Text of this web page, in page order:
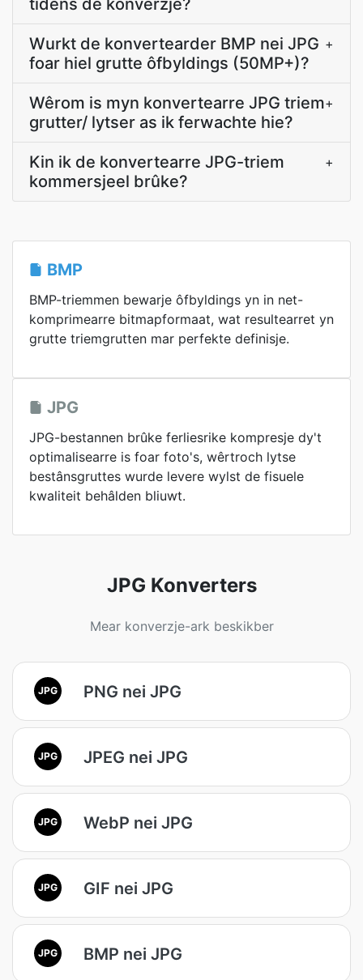
tidens de konverzje?
Wurkt de konvertearder BMP nei JPG
foar hiel grutte ôfbyldings (50MP+)?
+
Wêrom is myn konvertearre JPG triem
grutter/ lytser as ik ferwachte hie?
+
Kin ik de konvertearre JPG-triem
kommersjeel brûke?
+
BMP
BMP-triemmen bewarje ôfbyldings yn in net-
komprimearre bitmapformaat, wat resultearret yn
grutte triemgrutten mar perfekte definisje.
JPG
JPG-bestannen brûke ferliesrike kompresje dy't
optimalisearre is foar foto's, wêrtroch lytse
bestânsgruttes wurde levere wylst de fisuele
kwaliteit behâlden bliuwt.
JPG Konverters
Mear konverzje-ark beskikber
JPG PNG nei JPG
JPG JPEG nei JPG
JPG WebP nei JPG
JPG GIF nei JPG
JPG BMP nei JPG